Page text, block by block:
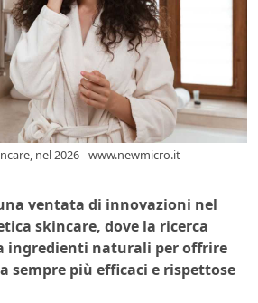
nel 2026 - www.newmicro.it
ventata di innovazioni nel
skincare, dove la ricerca
ingredienti naturali per offrire
sempre più efficaci e rispettose